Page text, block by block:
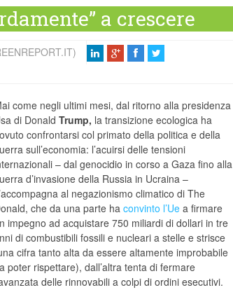
a crescere
come negli ultimi mesi, dal ritorno alla presidenza
di DonaldTrump, la transizione ecologica ha
confrontarsi col primato della politica e della
sull’economia: l’acuirsi delle tensioni
– dal genocidio in corso a Gaza fino alla
d’invasione della Russia in Ucraina –
al negazionismo climatico di The
che da una parte haconvinto l’Ue a firmare
impegno ad acquistare 750 miliardi di dollari in tre
di combustibili fossili e nucleari a stelle e strisce
cifra tanto alta da essere altamente improbabile
poter rispettare), dall’altra tenta di fermare
delle rinnovabili a colpi di ordini esecutivi.